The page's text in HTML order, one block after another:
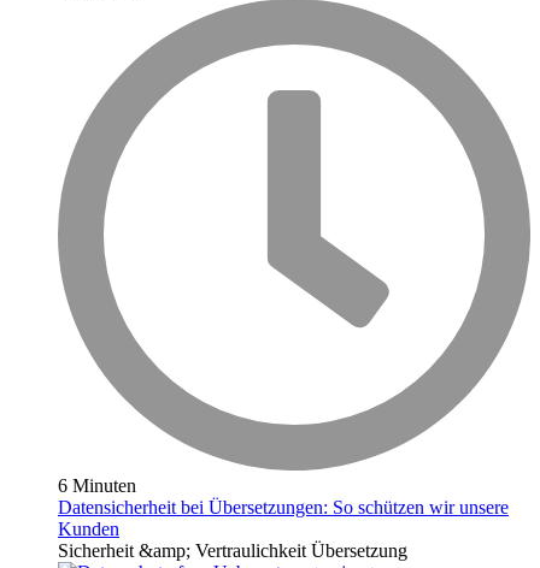
6 Minuten
Datensicherheit bei Übersetzungen: So schützen wir unsere
Kunden
Sicherheit &amp; Vertraulichkeit Übersetzung